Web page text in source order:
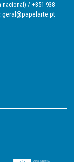
nacional) / +351 938
geral@papelarte.pt